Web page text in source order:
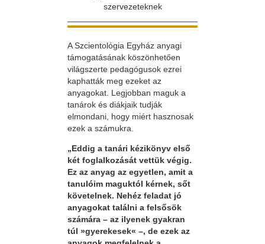
szervezeteknek
A Szcientológia Egyház anyagi
támogatásának köszönhetően
világszerte pedagógusok ezrei
kaphatták meg ezeket az
anyagokat. Legjobban maguk a
tanárok és diákjaik tudják
elmondani, hogy miért hasznosak
ezek a számukra.
„Eddig a tanári kézikönyv első
két foglalkozását vettük végig.
Ez az anyag az egyetlen, amit a
tanulóim maguktól kérnek, sőt
követelnek. Nehéz feladat jó
anyagokat találni a felsősök
számára – az ilyenek gyakran
túl »gyerekesek« –, de ezek az